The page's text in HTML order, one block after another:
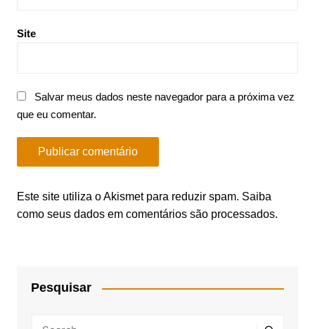
Site
Salvar meus dados neste navegador para a próxima vez
que eu comentar.
Este site utiliza o Akismet para reduzir spam. Saiba
como seus dados em comentários são processados.
Pesquisar